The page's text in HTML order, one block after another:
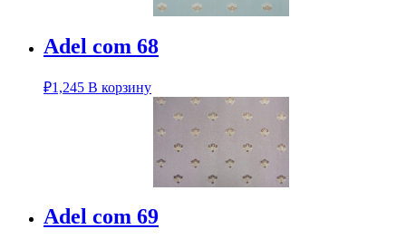
Adel com 68
₽1,245 В корзину
Adel com 69